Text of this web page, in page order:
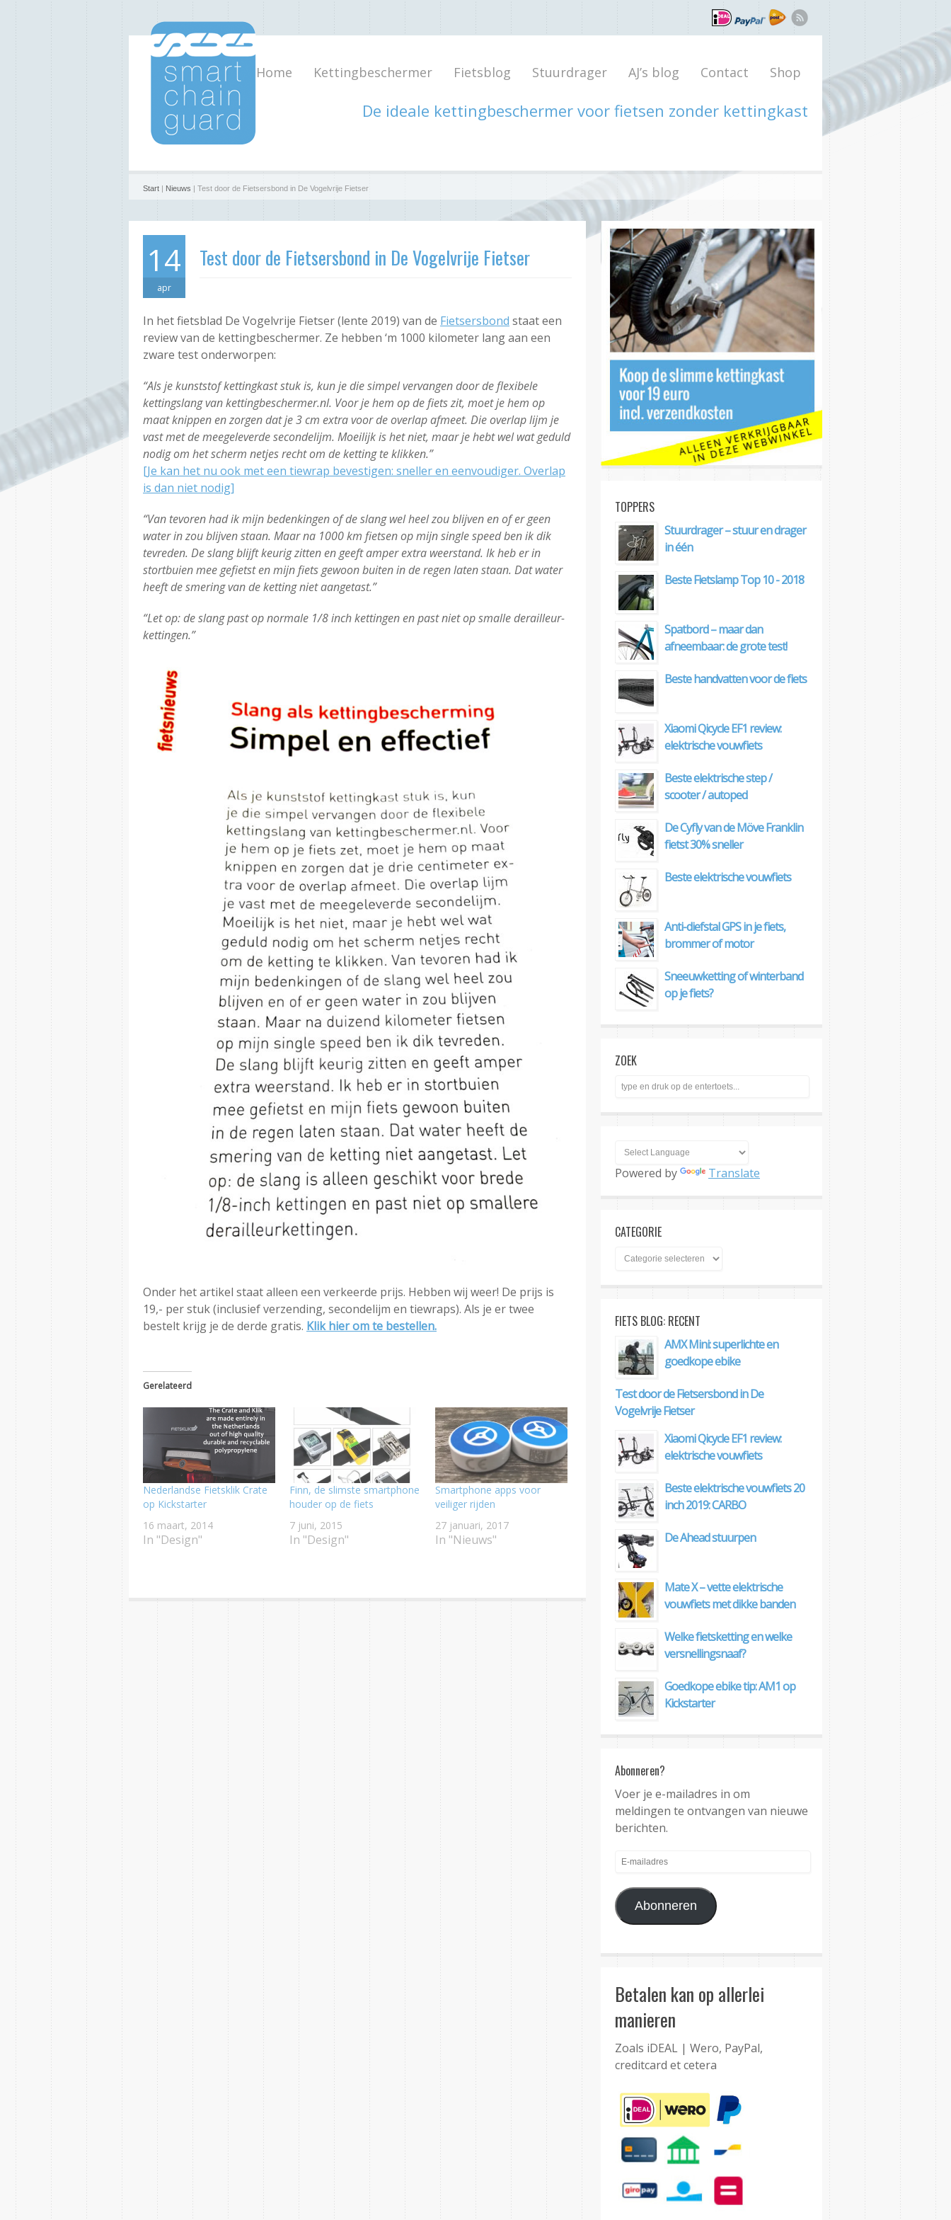
Home Kettingbeschermer Fietsblog Stuurdrager AJ’s blog Contact Shop
De ideale kettingbeschermer voor fietsen zonder kettingkast
Start | Nieuws | Test door de Fietsersbond in De Vogelvrije Fietser
14
apr
Test door de Fietsersbond in De Vogelvrije Fietser
In het fietsblad De Vogelvrije Fietser (lente 2019) van de Fietsersbond staat een
review van de kettingbeschermer. Ze hebben ‘m 1000 kilometer lang aan een
zware test onderworpen:
“Als je kunststof kettingkast stuk is, kun je die simpel vervangen door de flexibele
kettingslang van kettingbeschermer.nl. Voor je hem op de fiets zit, moet je hem op
maat knippen en zorgen dat je 3 cm extra voor de overlap afmeet. Die overlap lijm je
vast met de meegeleverde secondelijm. Moeilijk is het niet, maar je hebt wel wat geduld
nodig om het scherm netjes recht om de ketting te klikken.”
[Je kan het nu ook met een tiewrap bevestigen: sneller en eenvoudiger. Overlap
is dan niet nodig]
“Van tevoren had ik mijn bedenkingen of de slang wel heel zou blijven en of er geen
water in zou blijven staan. Maar na 1000 km fietsen op mijn single speed ben ik dik
tevreden. De slang blijft keurig zitten en geeft amper extra weerstand. Ik heb er in
stortbuien mee gefietst en mijn fiets gewoon buiten in de regen laten staan. Dat water
heeft de smering van de ketting niet aangetast.”
“Let op: de slang past op normale 1/8 inch kettingen en past niet op smalle derailleur-
kettingen.”
Onder het artikel staat alleen een verkeerde prijs. Hebben wij weer! De prijs is
19,- per stuk (inclusief verzending, secondelijm en tiewraps). Als je er twee
bestelt krijg je de derde gratis. Klik hier om te bestellen.
Gerelateerd
Nederlandse Fietsklik Crate
op Kickstarter
16 maart, 2014
In "Design"
Finn, de slimste smartphone
houder op de fiets
7 juni, 2015
In "Design"
Smartphone apps voor
veiliger rijden
27 januari, 2017
In "Nieuws"
TOPPERS
Stuurdrager – stuur en drager
in één
Beste Fietslamp Top 10 - 2018
Spatbord – maar dan
afneembaar: de grote test!
Beste handvatten voor de fiets
Xiaomi Qicycle EF1 review:
elektrische vouwfiets
Beste elektrische step /
scooter / autoped
De Cyfly van de Möve Franklin
fietst 30% sneller
Beste elektrische vouwfiets
Anti-diefstal GPS in je fiets,
brommer of motor
Sneeuwketting of winterband
op je fiets?
ZOEK
Powered by Translate
CATEGORIE
FIETS BLOG: RECENT
AMX Mini: superlichte en
goedkope ebike
Test door de Fietsersbond in De
Vogelvrije Fietser
Xiaomi Qicycle EF1 review:
elektrische vouwfiets
Beste elektrische vouwfiets 20
inch 2019: CARBO
De Ahead stuurpen
Mate X – vette elektrische
vouwfiets met dikke banden
Welke fietsketting en welke
versnellingsnaaf?
Goedkope ebike tip: AM1 op
Kickstarter
Abonneren?
Voer je e-mailadres in om
meldingen te ontvangen van nieuwe
berichten.
E-
mailadres
Abonneren
Betalen kan op allerlei
manieren
Zoals iDEAL | Wero, PayPal,
creditcard et cetera